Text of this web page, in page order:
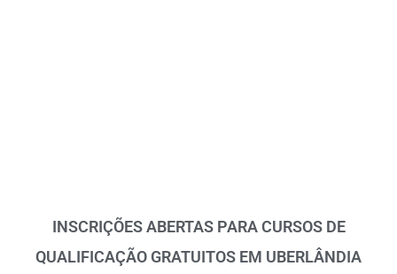
INSCRIÇÕES ABERTAS PARA CURSOS DE
QUALIFICAÇÃO GRATUITOS EM UBERLÂNDIA